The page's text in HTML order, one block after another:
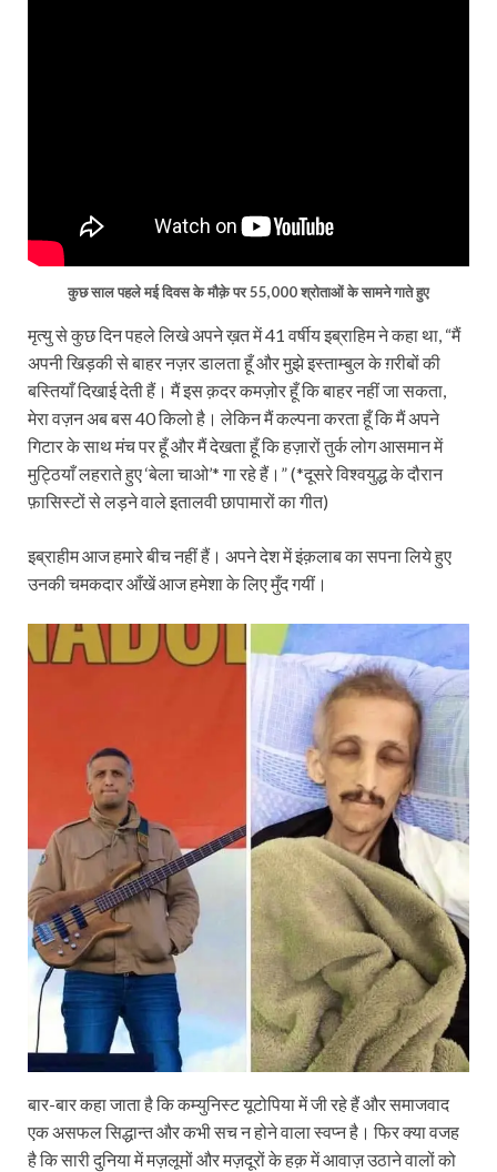
कुछ साल पहले मई दिवस के मौक़े पर 55,000 श्रोताओं के सामने गाते हुए
मृत्यु से कुछ दिन पहले लिखे अपने ख़त में 41 वर्षीय इब्राहिम ने कहा था, “मैं
अपनी खिड़की से बाहर नज़र डालता हूँ और मुझे इस्ताम्बुल के ग़रीबों की
बस्तियाँ दिखाई देती हैं। मैं इस क़दर कमज़ोर हूँ कि बाहर नहीं जा सकता,
मेरा वज़न अब बस 40 किलो है। लेकिन मैं कल्पना करता हूँ कि मैं अपने
गिटार के साथ मंच पर हूँ और मैं देखता हूँ कि हज़ारों तुर्क लोग आसमान में
मुट्ठियाँ लहराते हुए ‘बेला चाओ’* गा रहे हैं।” (*दूसरे विश्वयुद्ध के दौरान
फ़ासिस्टों से लड़ने वाले इतालवी छापामारों का गीत)
इब्राहीम आज हमारे बीच नहीं हैं। अपने देश में इंक़लाब का सपना लिये हुए
उनकी चमकदार आँखें आज हमेशा के लिए मुँद गयीं।
बार-बार कहा जाता है कि कम्युनिस्ट यूटोपिया में जी रहे हैं और समाजवाद
एक असफल सिद्धान्त और कभी सच न होने वाला स्वप्न है। फिर क्या वजह
है कि सारी दुनिया में मज़लूमों और मज़दूरों के हक़ में आवाज़ उठाने वालों को